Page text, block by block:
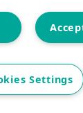
mañana
contar con
Settings